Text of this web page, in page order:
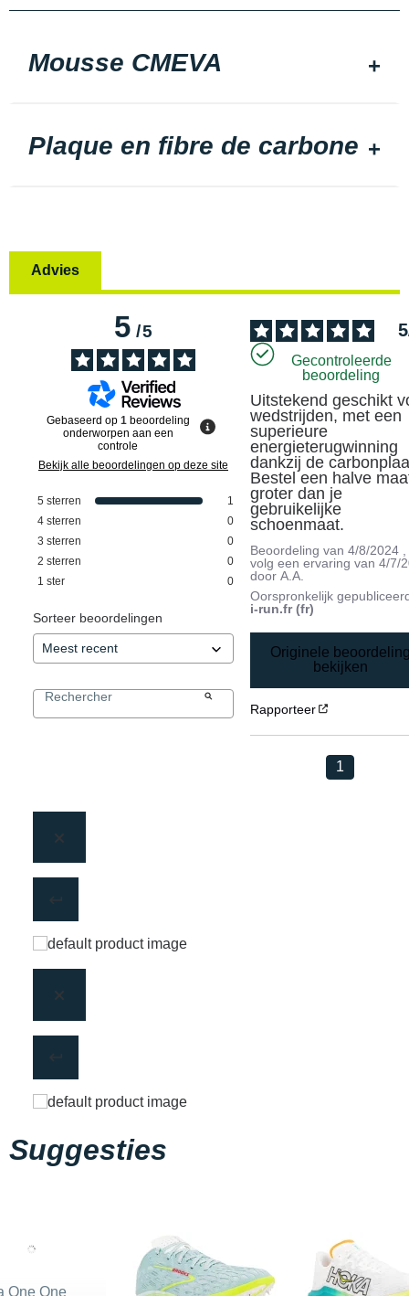
Mousse CMEVA
Plaque en fibre de carbone
Advies
5/5
Gebaseerd op 1 beoordeling
onderworpen aan een
controle
Bekijk alle beoordelingen op deze site
5 sterren
1
4 sterren
0
3 sterren
0
2 sterren
0
1 ster 0
Sorteer beoordelingen
5
Gecontroleerde
beoordeling
Uitstekend geschikt
wedstrijden, met een
superieure
energieterugwinning
dankzij de
Bestel een halve
groter dan je
gebruikelijke
schoenmaat.
Beoordeling van4/8/2024
volg een ervaring van4/7/
doorA.A.
Oorspronkelijk
i-run.fr (fr)
Originele
bekijken
Rapporteer
1
Suggesties
One One